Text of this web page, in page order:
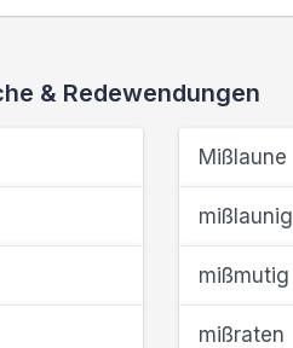
& Redewendungen
Mißlaune
mißlaunig
mißmutig
mißraten